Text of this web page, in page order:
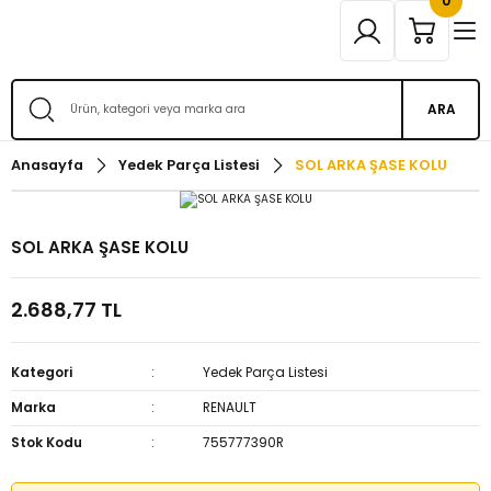
ARA
Anasayfa Yedek Parça Listesi SOL ARKA ŞASE KOLU
SOL ARKA ŞASE KOLU
2.688,77 TL
Kategori
Yedek Parça Listesi
Marka
RENAULT
Stok Kodu
755777390R